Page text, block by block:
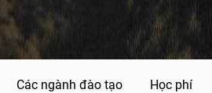
Các ngành đào tạo Học phí